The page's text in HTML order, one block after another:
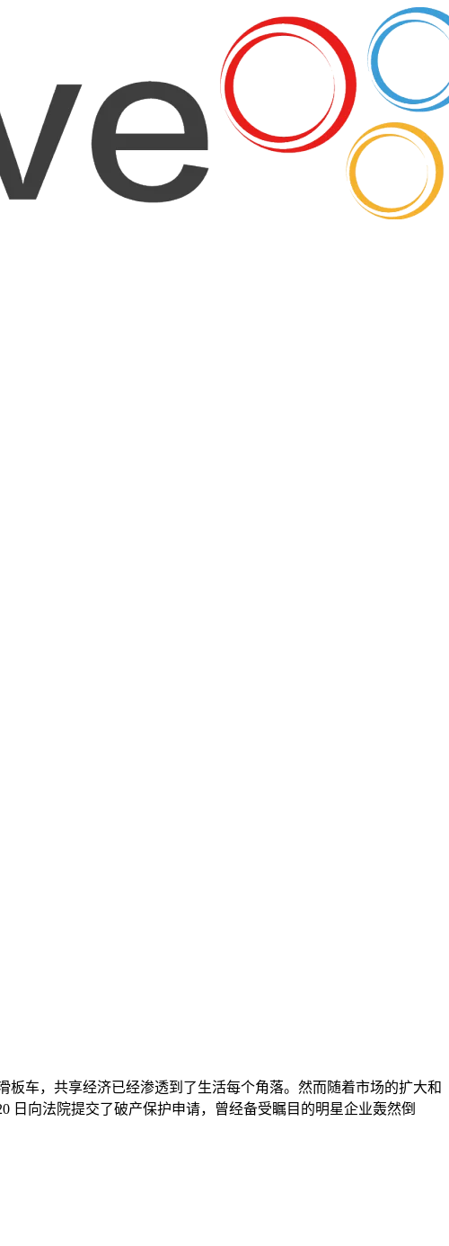
车，共享经济已经渗透到了生活每个角落。然而随着市场的扩大和
日向法院提交了破产保护申请，曾经备受瞩目的明星企业轰然倒